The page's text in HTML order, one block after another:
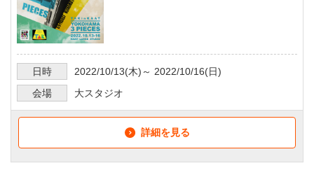
日時 2022/10/13(木)～ 2022/10/16(日)
会場
大スタジオ
詳細を見る